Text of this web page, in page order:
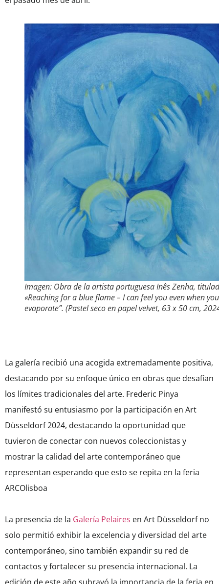
Imagen: Obra de la artista portuguesa Inês Zenha,
«Reaching for a blue flame – I can feel you even when you
evaporate”. (Pastel seco en papel velvet, 63 x 50 cm,
La galería recibió una acogida extremadamente positiva,
destacando por su enfoque único en obras que desafían
los límites tradicionales del arte. Frederic Pinya
manifestó su entusiasmo por la participación en Art
Düsseldorf 2024, destacando la oportunidad que
tuvieron de conectar con nuevos coleccionistas y
mostrar la calidad del arte contemporáneo que
representan esperando que esto se repita en la feria
ARCOlisboa
La presencia de la Galería Pelaires en Art Düsseldorf no
solo permitió exhibir la excelencia y diversidad del arte
contemporáneo, sino también expandir su red de
contactos y fortalecer su presencia internacional. La